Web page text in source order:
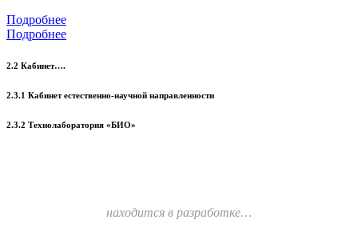
Подробнее
Подробнее
2.2 Кабинет….
2.3.1 Кабинет естественно-научной направленности
2.3.2 Технолаборатория «БИО»
находится в разработке…